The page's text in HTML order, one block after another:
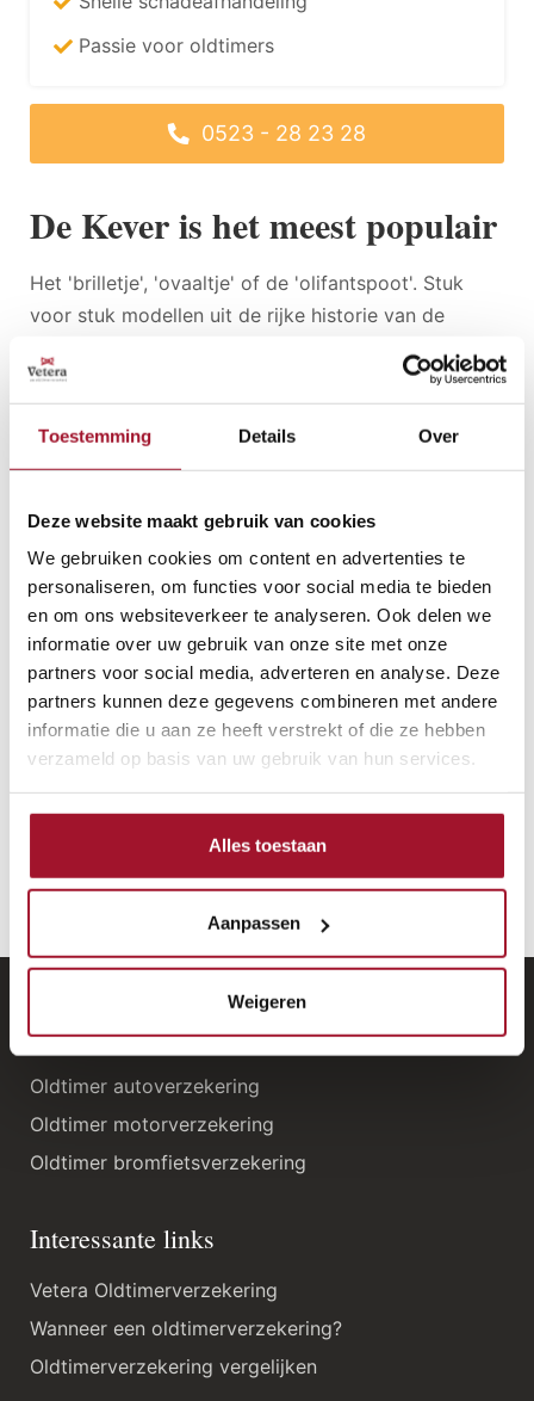
Toestemming Details Over
Deze website maakt gebruik van cookies
We gebruiken cookies om content en advertenties te
personaliseren, om functies voor social media te bieden
en om ons websiteverkeer te analyseren. Ook delen we
informatie over uw gebruik van onze site met onze
partners voor social media, adverteren en analyse. Deze
partners kunnen deze gegevens combineren met andere
informatie die u aan ze heeft verstrekt of die ze hebben
verzameld op basis van uw gebruik van hun services.
Alles toestaan
Aanpassen
Weigeren
Passie voor oldtimers
0523 - 28 23 28
De Kever is het meest populair
Het 'brilletje', 'ovaaltje' of de 'olifantspoot'. Stuk
voor stuk modellen uit de rijke historie van de
voertuigdocumentatie en informatie) deelt mee dat
juist deze modellenreeks de meest populaire
oldtimer van 2016 heeft voortgebracht.
Hiermee laat de elegante volksauto, krachtpaters
achter zich. Vetera is trots dat zij het voorrecht
heeft om het grote gedeelte van de in Nederland
rijdende Kevers te mogen verzekeren.
Hieronder staat de top 3 van meest populaire
oldtimers voor u weergegeven.
Volkswagen Kever
Porsche 911
Vetera Verzekeringen
Oldtimer autoverzekering
Oldtimer motorverzekering
Oldtimer bromfietsverzekering
Interessante links
Vetera Oldtimerverzekering
Wanneer een oldtimerverzekering?
Oldtimerverzekering vergelijken